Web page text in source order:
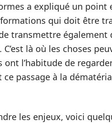
a expliqué un
qui doit être
transmettre également
là où les choses
l’habitude de
ce passage à la
les enjeux, voici